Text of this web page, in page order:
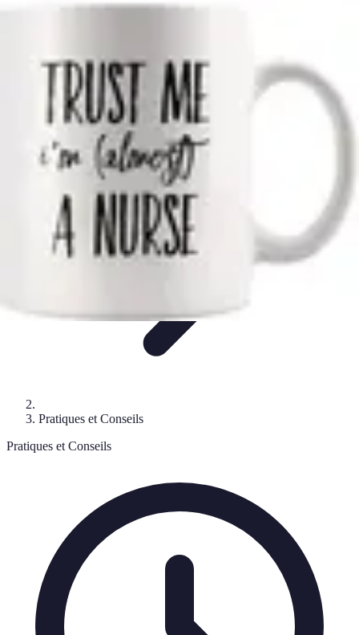
Infirmiers à Domicile
Pratiques et Conseils
Pratiques et Conseils